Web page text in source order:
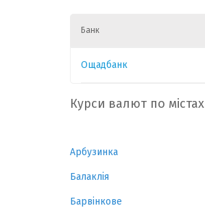
Банк
Ощадбанк
Курси валют по містах
Арбузинка
Балаклія
Барвінкове